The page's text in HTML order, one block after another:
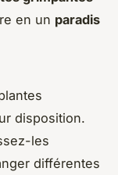
en un paradis
disposition.
les
différentes